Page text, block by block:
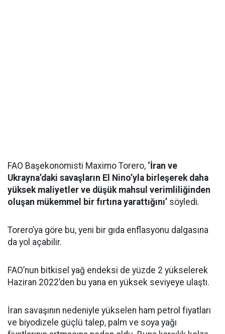
FAO Başekonomisti Maximo Torero, ‘İran ve
Ukrayna’daki savaşların El Nino’yla birleşerek daha
yüksek maliyetler ve düşük mahsul verimliliğinden
oluşan mükemmel bir fırtına yarattığını’ söyledi.
Torero’ya göre bu, yeni bir gıda enflasyonu dalgasına
da yol açabilir.
FAO’nun bitkisel yağ endeksi de yüzde 2 yükselerek
Haziran 2022’den bu yana en yüksek seviyeye ulaştı.
İran savaşının nedeniyle yükselen ham petrol fiyatları
ve biyodizele güçlü talep, palm ve soya yağı